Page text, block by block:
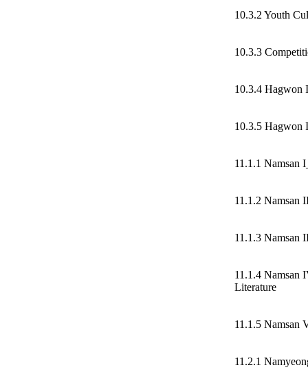
10.3.2 Youth
10.3.3
10.3.4 Hagwon
10.3.5 Hagwon
11.1.1 Namsan
11.1.2 Namsan
11.1.3 Namsan
11.1.4 Namsan
Literature
11.1.5 Namsan
11.2.1